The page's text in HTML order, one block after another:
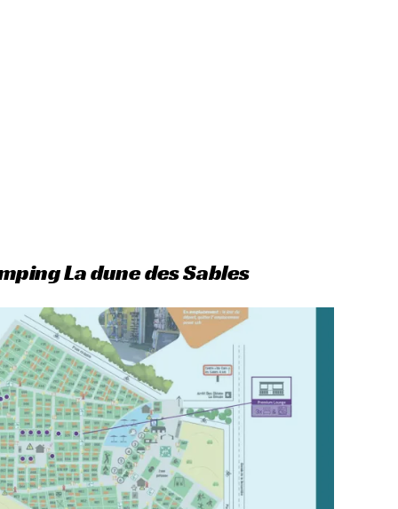
La dune des Sables